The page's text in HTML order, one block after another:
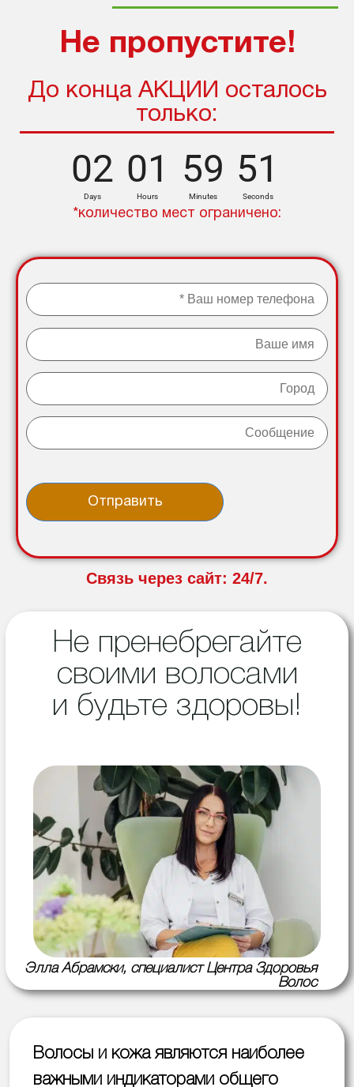
Не пропустите!
До конца АКЦИИ осталось
только:
02
Days
01
Hours
59
Minutes 50
49
Seconds
*количество мест ограничено:
Связь через сайт: 24/7.
Не пренебрегайте
своими волосами
и будьте здоровы!
Элла Абрамски, специалист Центра Здоровья
Волос
Волосы и кожа являются наиболее
важными индикаторами общего